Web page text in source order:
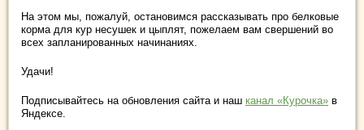
На этом мы, пожалуй, остановимся рассказывать про белковые
корма для кур несушек и цыплят, пожелаем вам свершений во
всех запланированных начинаниях.
Удачи!
Подписывайтесь на обновления сайта и наш канал «Курочка» в
Яндексе.